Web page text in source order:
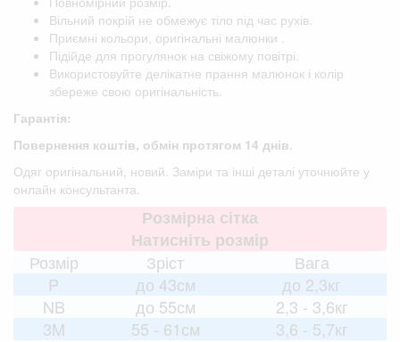
Вільний покрій не обмежує тіло під час рухів.
Приємні кольори, оригінальні малюнки .
Підійде для прогулянок на свіжому повітрі.
Використовуйте делікатне прання малюнок і колір
збереже свою оригінальність.
Гарантія:
Повернення коштів, обмін протягом 14 днів
Одяг оригінальний, новий. Заміри та інші деталі уточнюйте у
онлайн консультанта.
Розмірна сітка
Натисніть розмір
Розмір
Зріст
Вага
P
до 43см
до 2,3кг
NB
до 55см
2,3 - 3,6кг
3M
55 - 61см
3,6 - 5,7кг